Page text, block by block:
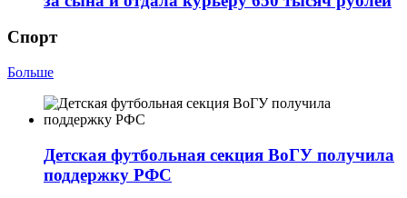
Спорт
Больше
Детская футбольная секция ВоГУ получила
поддержку РФС